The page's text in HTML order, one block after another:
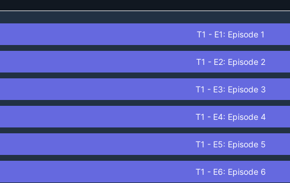
T1 - E1: Episode 1
T1 - E2: Episode 2
T1 - E3: Episode 3
T1 - E4: Episode 4
T1 - E5: Episode 5
T1 - E6: Episode 6